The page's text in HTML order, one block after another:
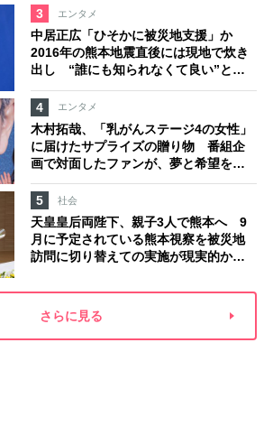
3 エンタメ
中居正広「ひそかに被災地支援」か
2016年の熊本地震直後には現地で炊き
出し “誰にも知られなくて良い”と、
むしろ強まる福祉活動への思い
4
エンタメ
木村拓哉、「乳がんステージ4の女性」
に届けたサプライズの贈り物 番組企
画で対面したファンが、夢と希望を与
える心遣いに「うれしくて号泣しまし
た」
5 社会
天皇皇后両陛下、親子3人で熊本へ 9
月に予定されている熊本視察を被災地
訪問に切り替えての実施が現実的か
添い方”
さらに見る